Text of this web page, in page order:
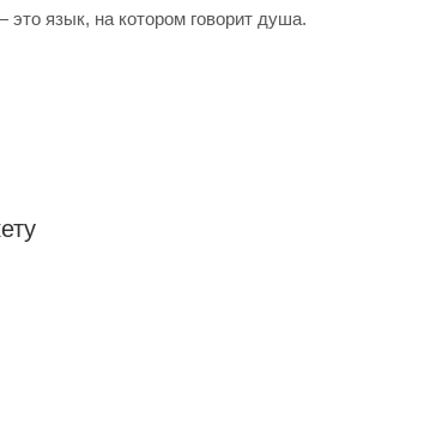
язык, на котором говорит душа.